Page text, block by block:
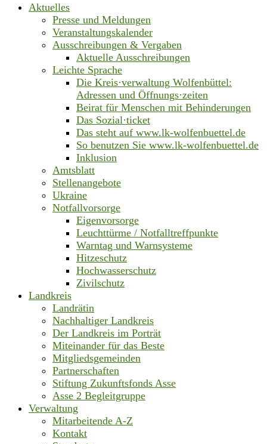
Aktuelles
Presse und Meldungen
Veranstaltungskalender
Ausschreibungen & Vergaben
Aktuelle Ausschreibungen
Leichte Sprache
Die Kreis·verwaltung Wolfenbüttel:
Adressen und Öffnungs·zeiten
Beirat für Menschen mit Behinderungen
Das Sozial·ticket
Das steht auf www.lk-wolfenbuettel.de
So benutzen Sie www.lk-wolfenbuettel.de
Inklusion
Amtsblatt
Stellenangebote
Ukraine
Notfallvorsorge
Eigenvorsorge
Leuchttürme / Notfalltreffpunkte
Warntag und Warnsysteme
Hitzeschutz
Hochwasserschutz
Zivilschutz
Landkreis
Landrätin
Nachhaltiger Landkreis
Der Landkreis im Porträt
Miteinander für das Beste
Mitgliedsgemeinden
Partnerschaften
Stiftung Zukunftsfonds Asse
Asse 2 Begleitgruppe
Verwaltung
Mitarbeitende A-Z
Kontakt